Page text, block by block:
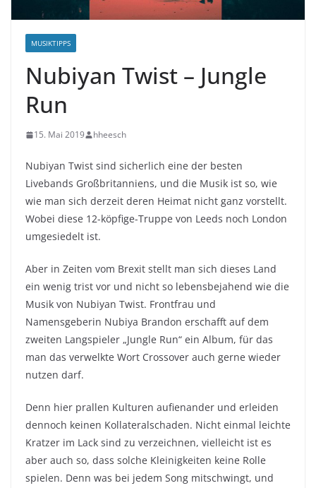
MUSIKTIPPS
Nubiyan Twist – Jungle
Run
15. Mai 2019 hheesch
Nubiyan Twist sind sicherlich eine der besten
Livebands Großbritanniens, und die Musik ist so, wie
wie man sich derzeit deren Heimat nicht ganz vorstellt.
Wobei diese 12-köpfige-Truppe von Leeds noch London
umgesiedelt ist.
Aber in Zeiten vom Brexit stellt man sich dieses Land
ein wenig trist vor und nicht so lebensbejahend wie die
Musik von Nubiyan Twist. Frontfrau und
Namensgeberin Nubiya Brandon erschafft auf dem
zweiten Langspieler „Jungle Run“ ein Album, für das
man das verwelkte Wort Crossover auch gerne wieder
nutzen darf.
Denn hier prallen Kulturen aufienander und erleiden
dennoch keinen Kollateralschaden. Nicht einmal leichte
Kratzer im Lack sind zu verzeichnen, vielleicht ist es
aber auch so, dass solche Kleinigkeiten keine Rolle
spielen. Denn was bei jedem Song mitschwingt, und